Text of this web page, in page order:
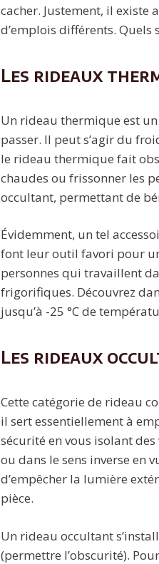
cacher. Justement, il
d’emplois différents. Quels
Les rideaux
Un rideau thermique est
passer. Il peut s’agir du
le rideau thermique fait
chaudes ou frissonner les
occultant, permettant de
Évidemment, un tel
font leur outil favori pour
personnes qui travaillent
frigorifiques. Découvrez
jusqu’à -25 °C de
Les rideaux
Cette catégorie de rideau
il sert essentiellement à
sécurité en vous isolant
ou dans le sens inverse en
d’empêcher la lumière
pièce.
Un rideau occultant
(permettre l’obscurité).